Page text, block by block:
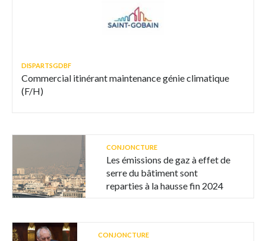
DISPARTSGDBF
Commercial itinérant maintenance génie climatique
(F/H)
CONJONCTURE
Les émissions de gaz à effet de
serre du bâtiment sont
reparties à la hausse fin 2024
CONJONCTURE